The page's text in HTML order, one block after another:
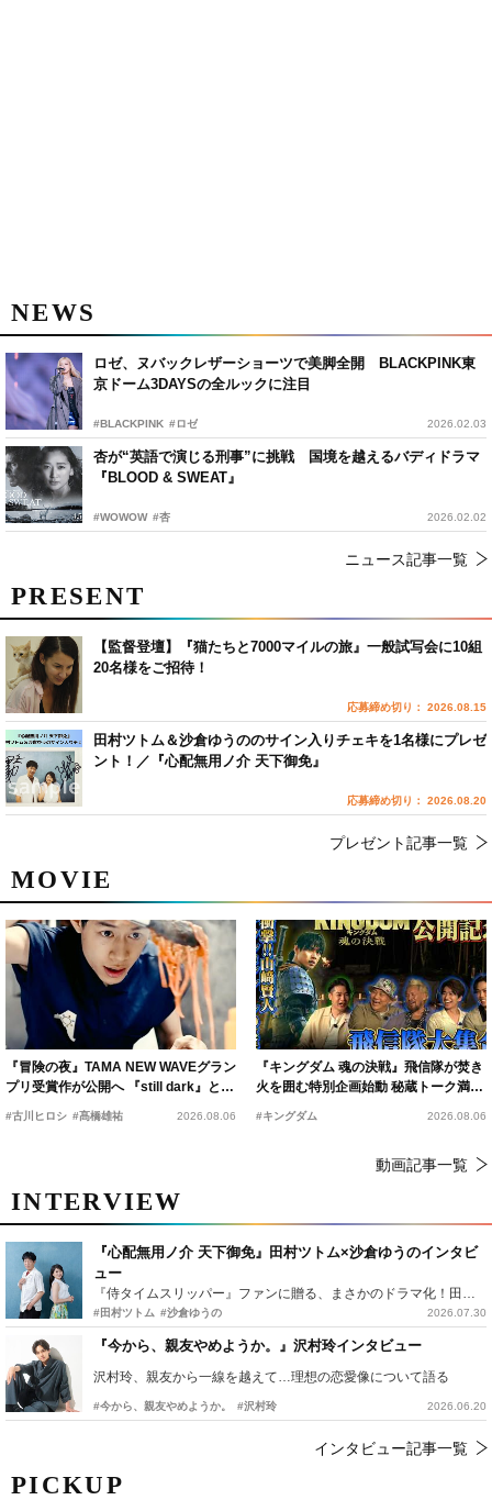
NEWS
ロゼ、ヌバックレザーショーツで美脚全開 BLACKPINK東
京ドーム3DAYSの全ルックに注目
#BLACKPINK #ロゼ 2026.02.03
杏が“英語で演じる刑事”に挑戦 国境を越えるバディドラマ
『BLOOD & SWEAT』
#WOWOW #杏 2026.02.02
ニュース記事一覧
PICKUP
MOVIE
『冒険の夜』TAMA NEW WAVEグラン
プリ受賞作が公開へ 『still dark』と同
時上映決定
#古川ヒロシ #髙橋雄祐 2026.08.06
『キングダム 魂の決戦』飛信隊が焚き
火を囲む特別企画始動 秘蔵トーク満載
の“キングダムキャンプ”開催
#キングダム 2026.08.06
動画記事一覧
INTERVIEW
『心配無用ノ介 天下御免』田村ツトム×沙倉ゆうのインタビ
ュー
『侍タイムスリッパー』ファンに贈る、まさかのドラマ化！田村ツトム×沙倉ゆうのが語る『心配無用ノ介』撮影秘話
#田村ツトム #沙倉ゆうの 2026.07.30
『今から、親友やめようか。』沢村玲インタビュー
沢村玲、親友から一線を越えて…理想の恋愛像について語る
#今から、親友やめようか。 #沢村玲 2026.06.20
インタビュー記事一覧
PRESENT
【監督登壇】『猫たちと7000マイルの旅』一般試写会に10組
20名様をご招待！
応募締め切り： 2026.08.15
田村ツトム＆沙倉ゆうののサイン入りチェキを1名様にプレゼ
ント！／『心配無用ノ介 天下御免』
応募締め切り： 2026.08.20
プレゼント記事一覧